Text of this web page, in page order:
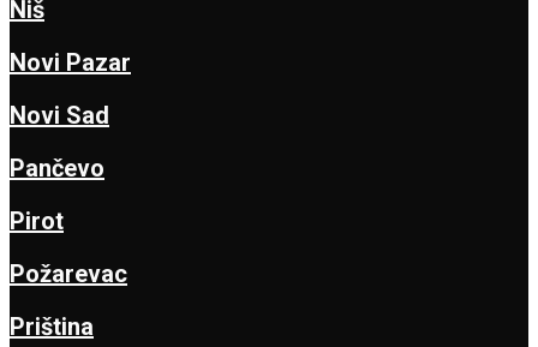
Niš
Novi Pazar
Novi Sad
Pančevo
Pirot
Požarevac
Priština